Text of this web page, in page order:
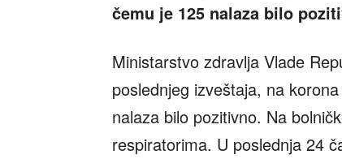
čemu je 125 nalaza bilo
Ministarstvo zdravlja Vlade
poslednjeg izveštaja, na
nalaza bilo pozitivno. Na
respiratorima. U poslednja 24